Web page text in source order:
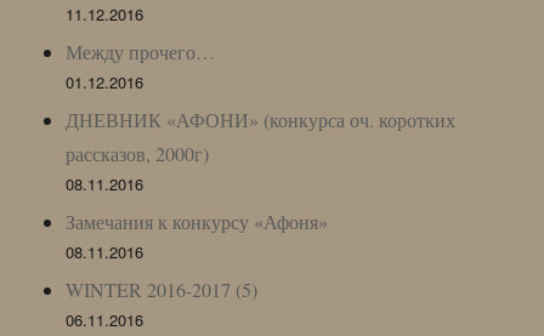
11.12.2016
Между прочего…
01.12.2016
ДНЕВНИК «АФОНИ» (конкурса оч. коротких
рассказов, 2000г)
08.11.2016
Замечания к конкурсу «Афоня»
08.11.2016
WINTER 2016-2017 (5)
06.11.2016